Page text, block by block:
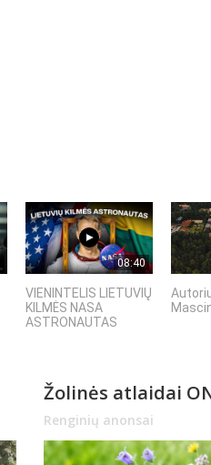
08:40
VIENINTELIS LIETUVIŲ
KILMĖS NASA
ASTRONAUTAS
Žolinės atlaidai
Renginių anonsai